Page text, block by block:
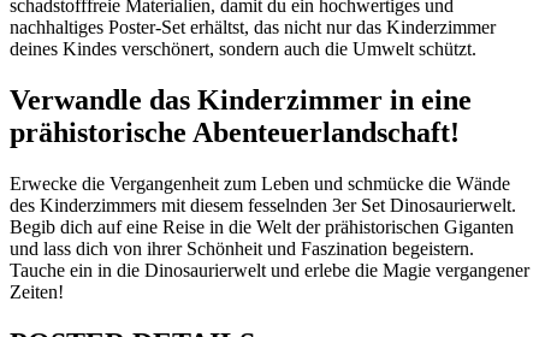
schadstofffreie Materialien, damit du ein hochwertiges und
nachhaltiges Poster-Set erhältst, das nicht nur das Kinderzimmer
deines Kindes verschönert, sondern auch die Umwelt schützt.
Verwandle das Kinderzimmer in eine
prähistorische Abenteuerlandschaft!
Erwecke die Vergangenheit zum Leben und schmücke die Wände
des Kinderzimmers mit diesem fesselnden 3er Set Dinosaurierwelt.
Begib dich auf eine Reise in die Welt der prähistorischen Giganten
und lass dich von ihrer Schönheit und Faszination begeistern.
Tauche ein in die Dinosaurierwelt und erlebe die Magie vergangener
Zeiten!